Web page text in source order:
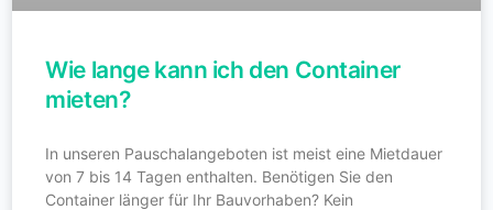
Wie lange kann ich den Container
mieten?
In unseren Pauschalangeboten ist meist eine Mietdauer
von 7 bis 14 Tagen enthalten. Benötigen Sie den
Container länger für Ihr Bauvorhaben? Kein